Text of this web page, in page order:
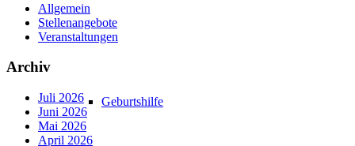
Geburtshilfe
Allgemein
Stellenangebote
Veranstaltungen
Archiv
Juli 2026
Juni 2026
Mai 2026
April 2026